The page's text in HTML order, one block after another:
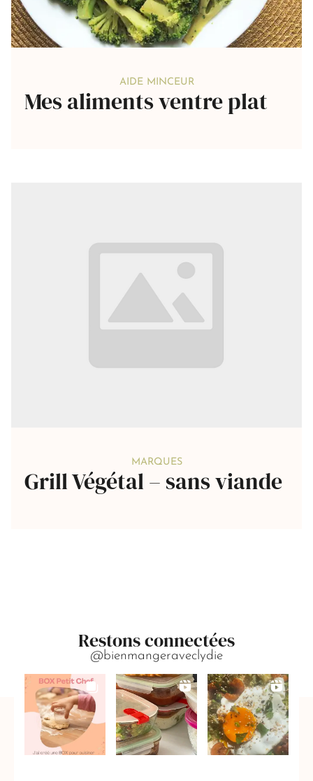
AIDE MINCEUR
Mes aliments ventre plat
MARQUES
Grill Végétal – sans viande
Restons connectées
@bienmangeraveclydie